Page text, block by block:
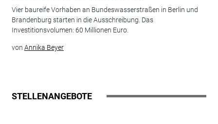
Vier baureife Vorhaben an Bundeswasserstraßen in Berlin und
Brandenburg starten in die Ausschreibung. Das
Investitionsvolumen: 60 Millionen Euro.
von Annika Beyer
STELLENANGEBOTE